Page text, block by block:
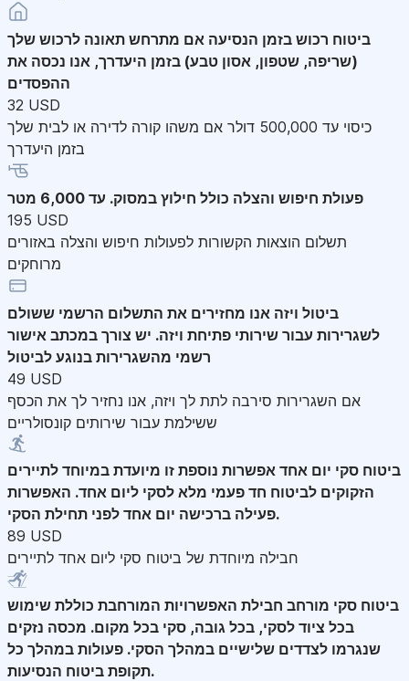
ביטוח רכוש בזמן הנסיעה אם מתרחש תאונה לרכוש שלך
(שריפה, שטפון, אסון טבע) בזמן היעדרך, אנו נכסה את
ההפסדים
32 USD
כיסוי עד 500,000 דולר אם משהו קורה לדירה או לבית שלך
בזמן היעדרך
פעולת חיפוש והצלה כולל חילוץ במסוק. עד 6,000 מטר
195 USD
תשלום הוצאות הקשורות לפעולות חיפוש והצלה באזורים
מרוחקים
ביטול ויזה אנו מחזירים את התשלום הרשמי ששולם
לשגרירות עבור שירותי פתיחת ויזה. יש צורך במכתב אישור
רשמי מהשגרירות בנוגע לביטול
49 USD
אם השגרירות סירבה לתת לך ויזה, אנו נחזיר לך את הכסף
ששילמת עבור שירותים קונסולריים
ביטוח סקי יום אחד אפשרות נוספת זו מיועדת במיוחד לתיירים
הזקוקים לביטוח חד פעמי מלא לסקי ליום אחד. האפשרות
פעילה ברכישה יום אחד לפני תחילת הסקי.
89 USD
חבילה מיוחדת של ביטוח סקי ליום אחד לתיירים
ביטוח סקי מורחב חבילת האפשרויות המורחבת כוללת שימוש
בכל ציוד לסקי, בכל גובה, סקי בכל מקום. מכסה נזקים
שנגרמו לצדדים שלישיים במהלך הסקי. פעולות במהלך כל
תקופת ביטוח הנסיעות.